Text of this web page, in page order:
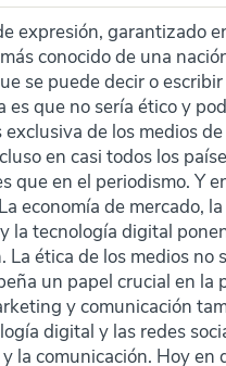
expresión, garantizado
conocido de una
se puede decir o
es que no sería ético y
de los medios
en casi todos los
que en el periodismo. Y
economía de mercado,
la tecnología digital
La ética de los medios
un papel crucial en la
y comunicación
digital y las redes
la comunicación. Hoy en